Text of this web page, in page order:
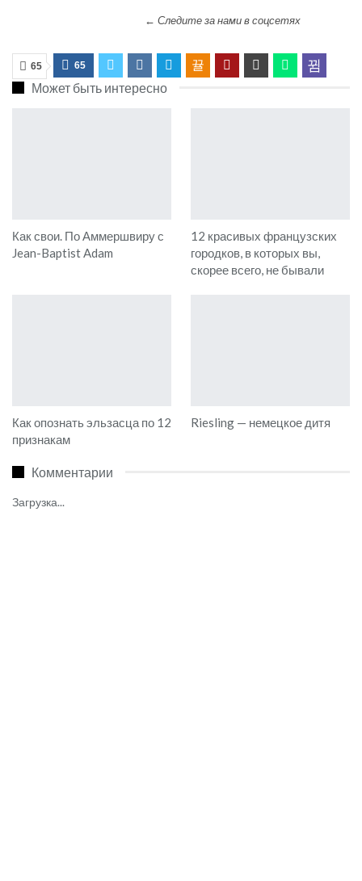
← Следите за нами в соцсетях
65 65
Может быть интересно
Как свои. По Аммершвиру с
Jean-Baptist Adam
12 красивых французских
городков, в которых вы,
скорее всего, не бывали
Как опознать эльзасца по 12
признакам
Riesling — немецкое дитя
Комментарии
Загрузка...